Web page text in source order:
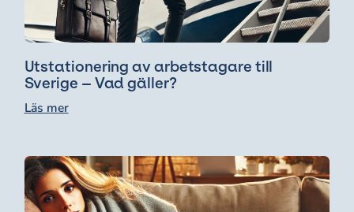
Utstationering av arbetstagare till
Sverige – Vad gäller?
Läs mer